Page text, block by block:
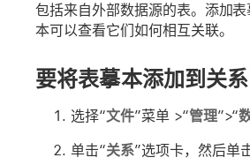
包括来自外部数据源的表。添加
本可以查看它们如何相互关联。
要将表摹本添加到关系
选择“文件”菜单 >“管理”>“
单击“关系”选项卡，然后单